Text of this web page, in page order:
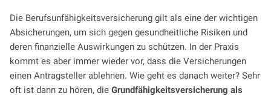
Die Berufsunfähigkeitsversicherung gilt als eine der wichtigen
Absicherungen, um sich gegen gesundheitliche Risiken und
deren finanzielle Auswirkungen zu schützen. In der Praxis
kommt es aber immer wieder vor, dass die Versicherungen
einen Antragsteller ablehnen. Wie geht es danach weiter? Sehr
oft ist dann zu hören, die Grundfähigkeitsversicherung als